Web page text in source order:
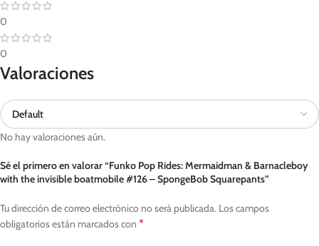
0
0
Valoraciones
No hay valoraciones aún.
Sé el primero en valorar “Funko Pop Rides: Mermaidman & Barnacleboy
with the invisible boatmobile #126 – SpongeBob Squarepants”
Tu dirección de correo electrónico no será publicada. Los campos
obligatorios están marcados con *